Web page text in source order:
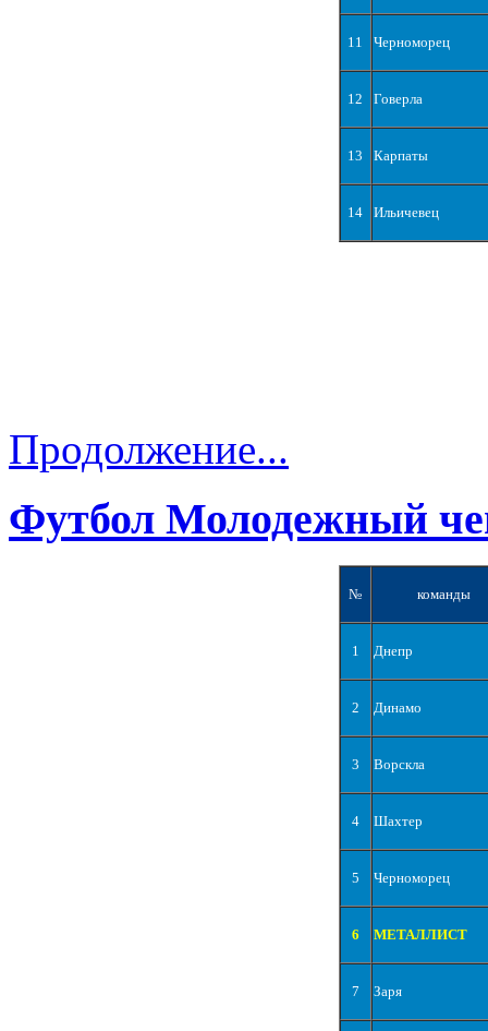
11 Черноморец
12 Говерла
13 Карпаты
14 Ильичевец
Продолжение...
Футбол Молодежный
№ команды
1 Днепр
2 Динамо
3 Ворскла
4 Шахтер
5 Черноморец
6 МЕТАЛЛИСТ
7 Заря